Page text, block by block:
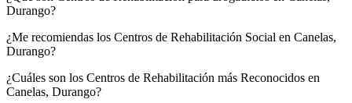
Durango?
¿Me recomiendas los Centros de Rehabilitación Social en Canelas,
Durango?
¿Cuáles son los Centros de Rehabilitación más Reconocidos en
Canelas, Durango?